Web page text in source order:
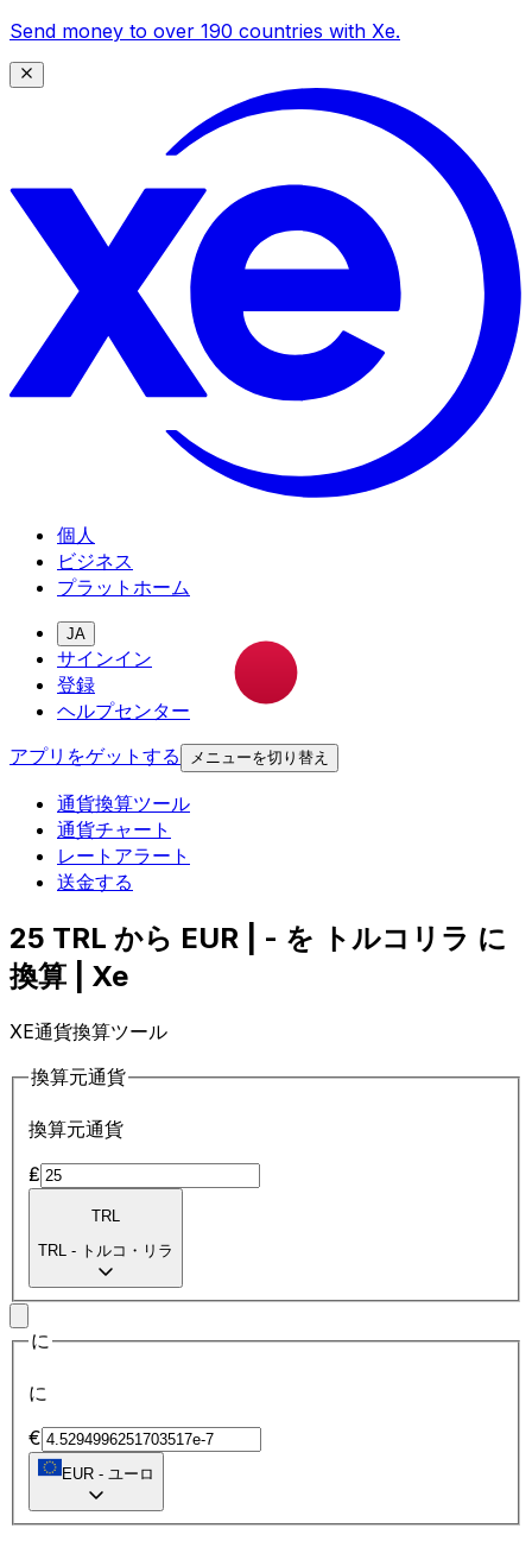
Send money to over 190 countries with Xe.
個人
ビジネス
プラットホーム
JA
サインイン
登録
ヘルプセンター
アプリをゲットする
メニューを切り替え
通貨換算ツール
通貨チャート
レートアラート
送金する
25 TRL から EUR | - を トルコリラ に
換算 | Xe
XE通貨換算ツール
換算元通貨
換算元通貨
₤
TRL
TRL - トルコ・リラ
に
に
€
EUR - ユーロ